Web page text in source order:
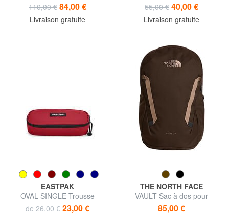
110,00 € 84,00 €
Livraison gratuite
55,00 € 40,00 €
Livraison gratuite
EASTPAK
OVAL SINGLE Trousse
de 26,00 € 23,00 €
THE NORTH FACE
VAULT Sac à dos pour
ordinateur portable 13"
85,00 €